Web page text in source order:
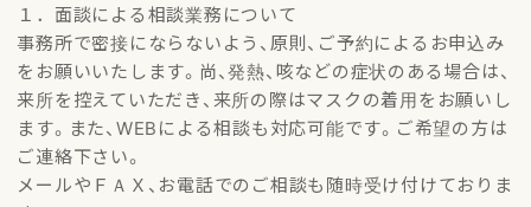
助成金・補助金情報
ワラビーについて
１．面談による相談業務について
事務所で密接にならないよう、原則、ご予約によるお申込み
をお願いいたします。尚、発熱、咳などの症状のある場合は、
来所を控えていただき、来所の際はマスクの着用をお願いし
ます。また、WEBによる相談も対応可能です。ご希望の方は
ご連絡下さい。
メールやＦＡＸ、お電話でのご相談も随時受け付けておりま